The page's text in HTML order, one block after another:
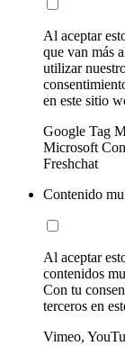
Al aceptar
que van más
utilizar
en este sitio
Google Tag
Microsoft
Freshchat
Contenido
Al aceptar
contenidos
Con tu
terceros en
Vimeo,